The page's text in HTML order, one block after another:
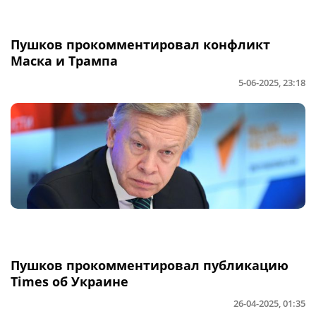
Пушков прокомментировал конфликт
Маска и Трампа
5-06-2025, 23:18
Пушков прокомментировал публикацию
Times об Украине
26-04-2025, 01:35